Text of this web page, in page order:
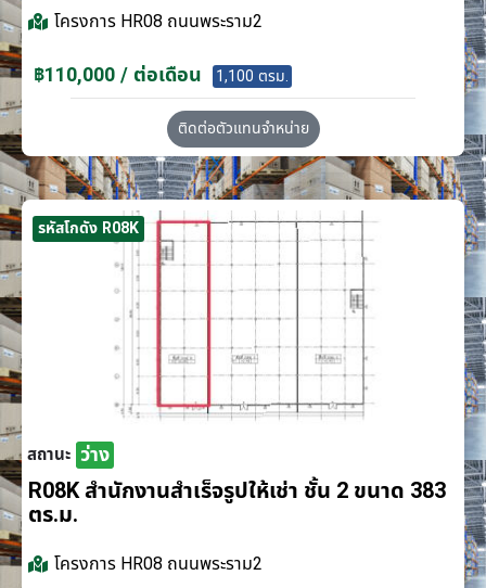
โครงการ HR08 ถนนพระราม2
฿110,000 / ต่อเดือน 1,100 ตรม.
ติดต่อตัวแทนจำหน่าย
รหัสโกดัง R08K
สถานะ ว่าง
R08K สำนักงานสำเร็จรูปให้เช่า ชั้น 2 ขนาด 383
ตร.ม.
โครงการ HR08 ถนนพระราม2